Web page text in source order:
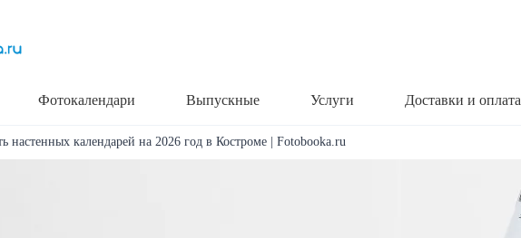
Фотокалендари Выпускные Услуги Доставки и оплата
настенных календарей на 2026 год в Костроме | Fotobooka.ru